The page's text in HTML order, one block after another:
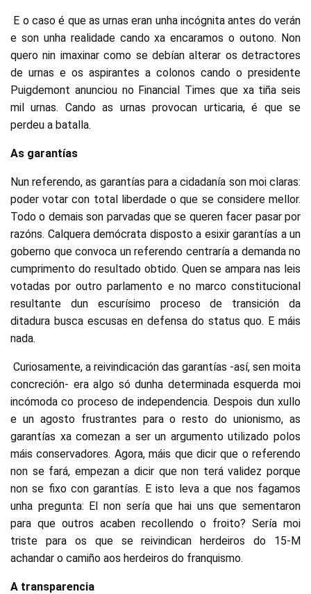
E o caso é que as urnas eran unha incógnita antes do verán
e son unha realidade cando xa encaramos o outono. Non
quero nin imaxinar como se debían alterar os detractores
de urnas e os aspirantes a colonos cando o presidente
Puigdemont anunciou no Financial Times que xa tiña seis
mil urnas. Cando as urnas provocan urticaria, é que se
perdeu a batalla.
As garantías
Nun referendo, as garantías para a cidadanía son moi claras:
poder votar con total liberdade o que se considere mellor.
Todo o demais son parvadas que se queren facer pasar por
razóns. Calquera demócrata disposto a esixir garantías a un
goberno que convoca un referendo centraría a demanda no
cumprimento do resultado obtido. Quen se ampara nas leis
votadas por outro parlamento e no marco constitucional
resultante dun escurísimo proceso de transición da
ditadura busca escusas en defensa do status quo. E máis
nada.
Curiosamente, a reivindicación das garantías -así, sen moita
concreción- era algo só dunha determinada esquerda moi
incómoda co proceso de independencia. Despois dun xullo
e un agosto frustrantes para o resto do unionismo, as
garantías xa comezan a ser un argumento utilizado polos
máis conservadores. Agora, máis que dicir que o referendo
non se fará, empezan a dicir que non terá validez porque
non se fixo con garantías. E isto leva a que nos fagamos
unha pregunta: El non sería que hai uns que sementaron
para que outros acaben recollendo o froito? Sería moi
triste para os que se reivindican herdeiros do 15-M
achandar o camiño aos herdeiros do franquismo.
A transparencia